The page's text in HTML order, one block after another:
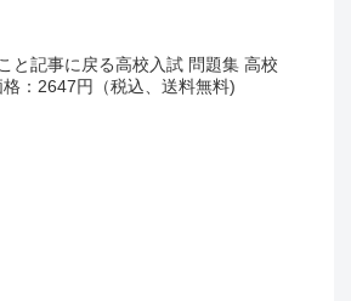
と記事に戻る高校入試 問題集 高校
：2647円（税込、送料無料)